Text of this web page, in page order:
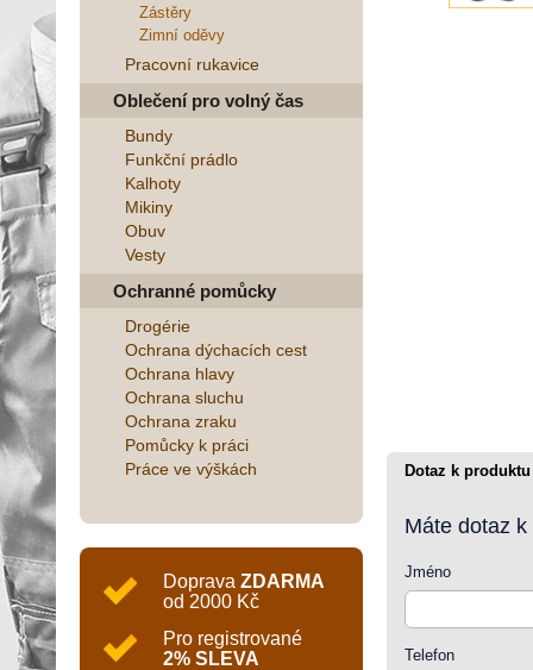
Zástěry
Zimní oděvy
Pracovní rukavice
Oblečení pro volný čas
Bundy
Funkční prádlo
Kalhoty
Mikiny
Obuv
Vesty
Ochranné pomůcky
Drogérie
Ochrana dýchacích cest
Ochrana hlavy
Ochrana sluchu
Ochrana zraku
Pomůcky k práci
Práce ve výškách
Doprava ZDARMA
od 2000 Kč
Pro registrované
2% SLEVA
Dotaz k produktu
Máte dotaz
Jméno
Telefon